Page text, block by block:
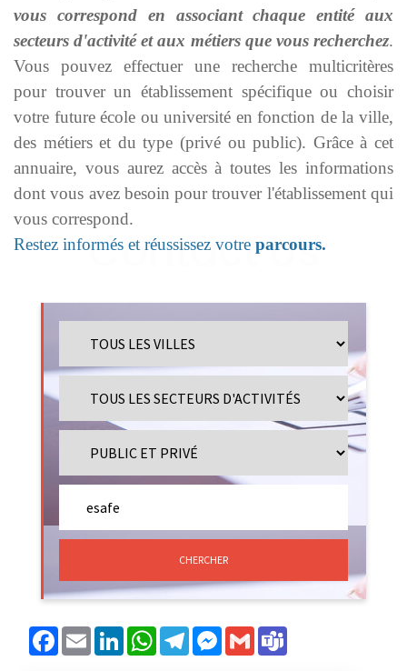
vous correspond en associant chaque entité aux
secteurs d'activité et aux métiers que vous recherchez.
Vous pouvez effectuer une recherche multicritères
pour trouver un établissement spécifique ou choisir
votre future école ou université en fonction de la ville,
des métiers et du type (privé ou public). Grâce à cet
annuaire, vous aurez accès à toutes les informations
dont vous avez besoin pour trouver l'établissement qui
vous correspond.
Restez informés et réussissez votre parcours.
CHERCHER
Facebook
Email LinkedInWhatsAppTelegramMessenger
Gmail